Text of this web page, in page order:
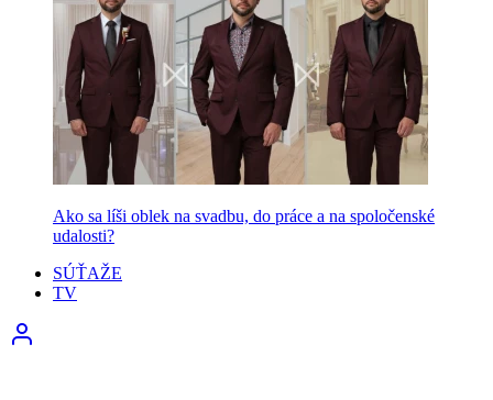
Ako sa líši oblek na svadbu, do práce a na spoločenské
udalosti?
SÚŤAŽE
TV